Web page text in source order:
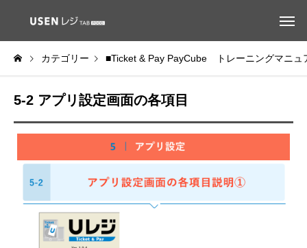
カテゴリー ■Ticket & Pay PayCube トレーニングマニュ
5-2 アプリ設定画面の各項目